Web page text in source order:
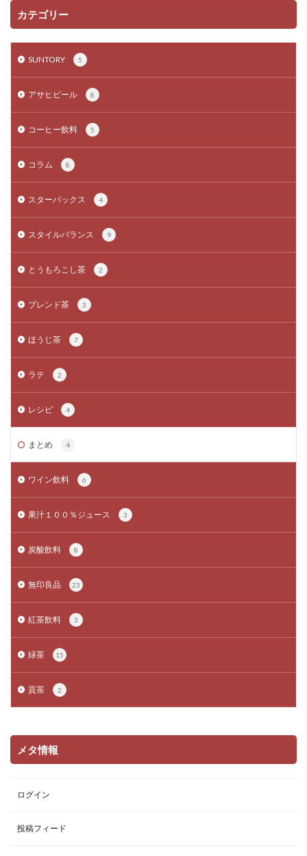
カテゴリー
SUNTORY 5
アサヒビール 8
コーヒー飲料 5
コラム 8
スターバックス 4
スタイルバランス 9
とうもろこし茶 2
ブレンド茶 3
ほうじ茶 7
ラテ 2
レシピ 4
まとめ 4
ワイン飲料 6
果汁１００％ジュース 3
炭酸飲料 8
無印良品 23
紅茶飲料 3
緑茶 15
貢茶 2
メタ情報
ログイン
投稿フィード